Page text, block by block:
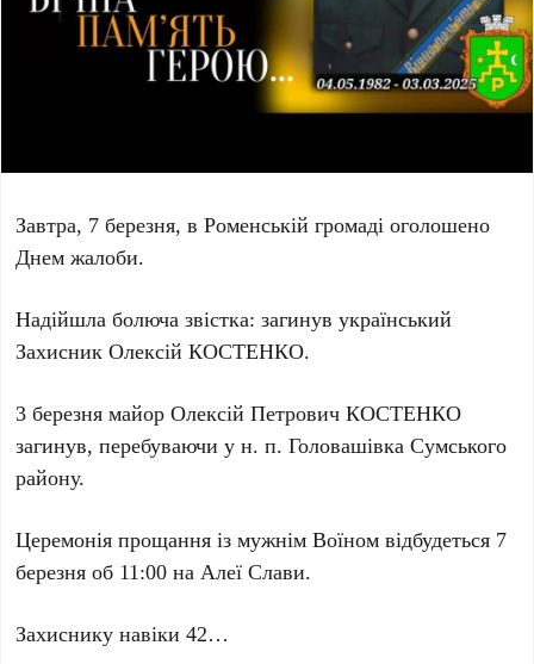
Завтра, 7 березня, в Роменській громаді оголошено
Днем жалоби.
Надійшла болюча звістка: загинув український
Захисник Олексій КОСТЕНКО.
3 березня майор Олексій Петрович КОСТЕНКО
загинув, перебуваючи у н. п. Головашівка Сумського
району.
Церемонія прощання із мужнім Воїном відбудеться 7
березня об 11:00 на Алеї Слави.
Захиснику навіки 42…